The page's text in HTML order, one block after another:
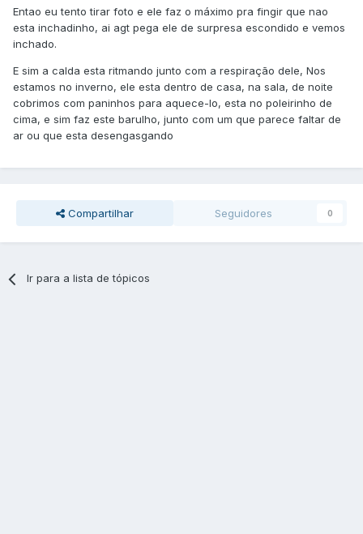
Entao eu tento tirar foto e ele faz o máximo pra fingir que nao
esta inchadinho, ai agt pega ele de surpresa escondido e vemos
inchado.
E sim a calda esta ritmando junto com a respiração dele, Nos
estamos no inverno, ele esta dentro de casa, na sala, de noite
cobrimos com paninhos para aquece-lo, esta no poleirinho de
cima, e sim faz este barulho, junto com um que parece faltar de
ar ou que esta desengasgando
Compartilhar Seguidores 0
Ir para a lista de tópicos